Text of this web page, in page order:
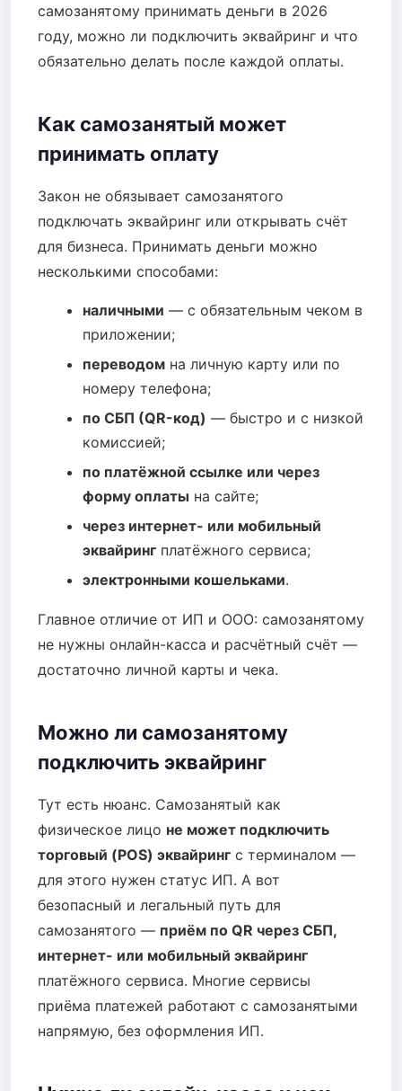
самозанятому принимать деньги в 2026
году, можно ли подключить эквайринг и что
обязательно делать после каждой оплаты.
Как самозанятый может
принимать оплату
Закон не обязывает самозанятого
подключать эквайринг или открывать счёт
для бизнеса. Принимать деньги можно
несколькими способами:
наличными — с обязательным чеком в
приложении;
переводомна личную карту или по
номеру телефона;
по СБП (QR-код) — быстро и с низкой
комиссией;
по платёжной ссылке или через
форму оплаты на сайте;
через интернет- или мобильный
эквайрингплатёжного сервиса;
электронными кошельками.
Главное отличие от ИП и ООО: самозанятому
не нужны онлайн-касса и расчётный счёт —
достаточно личной карты и чека.
Можно ли самозанятому
подключить эквайринг
Тут есть нюанс. Самозанятый как
физическое лицо не может подключить
торговый (POS) эквайринг с терминалом —
для этого нужен статус ИП. А вот
безопасный и легальный путь для
самозанятого — приём по QR через СБП,
интернет- или мобильный эквайринг
платёжного сервиса. Многие сервисы
приёма платежей работают с самозанятыми
напрямую, без оформления ИП.